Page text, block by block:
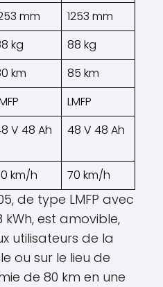
mm
1253 mm
kg
88 kg
km
85 km
LMFP
V 48 Ah 48 V 48 Ah
km/h 70 km/h
de type LMFP avec
est amovible,
utilisateurs de la
ou sur le lieu de
de 80 km en une